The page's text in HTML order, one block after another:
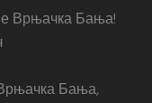
Врњачка Бања!
Бања,